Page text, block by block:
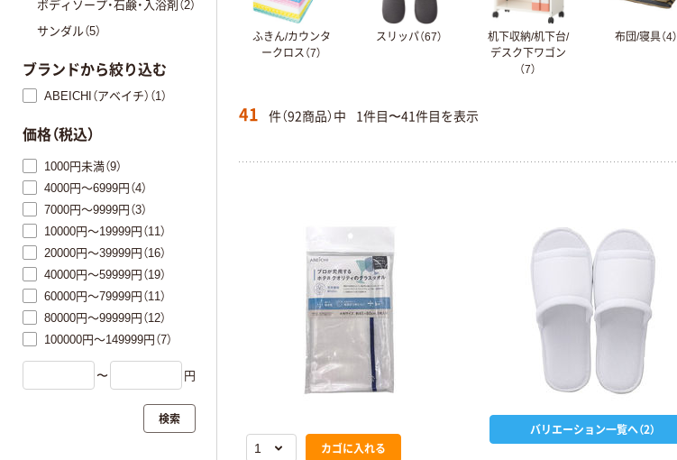
ふきん/カウンタ
ークロス（7）
スリッパ（67）
机下収納/机下台/
デスク下ワゴン
（7）
布団/寝具（4）
41 件（92商品）中 1件目〜41件目を表示
カゴに入れる
バリエーション一覧へ（2）
ボディソープ・石鹸・入浴剤（2）
サンダル（5）
ブランドから絞り込む
ABEICHI（アベイチ）（1）
価格（税込）
1000円未満（9）
4000円～6999円（4）
7000円～9999円（3）
10000円～19999円（11）
20000円～39999円（16）
40000円～59999円（19）
60000円～79999円（11）
80000円～99999円（12）
100000円～149999円（7）
〜 円
検索